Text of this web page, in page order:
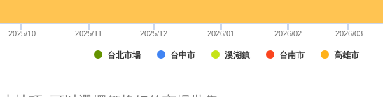
台北市場 台中市 溪湖鎮 台南市 高雄市
2025/10 2025/11 2025/12 2026/01 2026/02 2026/03